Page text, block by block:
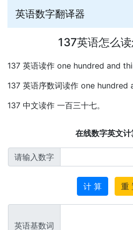
英语数字翻译器
137英语怎么
137 英语读作 one hundred and
137 英语序数词读作 one hundred
137 中文读作 一百三十七。
在线数字英文计
请输入数字
计 算 重
英语基数词